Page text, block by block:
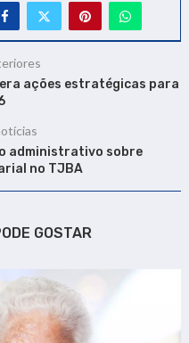
ações estratégicas para
administrativo sobre
no TJBA
GOSTAR